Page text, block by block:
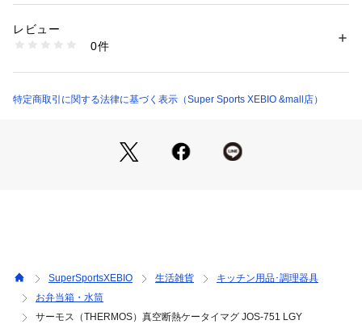
なる場合があります。
※ブラウザやお使いのモニター環境により、掲載画像と実際の
予告なく変更することがあります。あらかじめご了承くださ
商品番号：
10901414601 （ショップ）
レビュー
0件
特定商取引に関する法律に基づく表示（Super Sports XEBIO &mall店）
SuperSportsXEBIO 生活雑貨
キッチン用品･調理器具
お弁当箱・水筒
サーモス（THERMOS）真空断熱ケータイマグ JOS-751 LGY